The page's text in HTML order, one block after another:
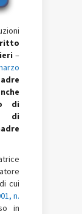
–
di
di
cui
n.
in